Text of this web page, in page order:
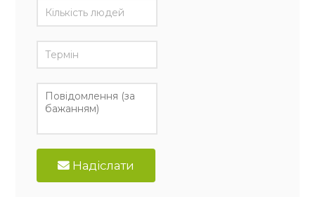
Надіслати